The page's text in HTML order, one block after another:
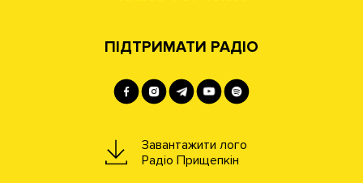
ПІДТРИМАТИ РАДІО
Завантажити лого
Радіо Прищепкін